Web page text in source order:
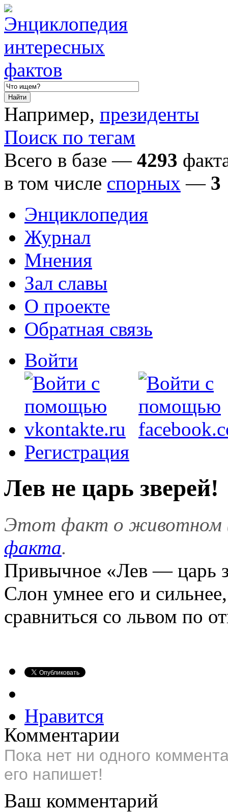
Например, президенты
Поиск по тегам
Всего в базе — 4293
в том числе спорных — 3
Энциклопедия
Журнал
Мнения
Зал славы
О проекте
Обратная связь
Войти
Регистрация
Лев не царь зверей!
Этот факт о животном
факта.
Привычное «Лев — царь
Слон умнее его и
сравниться со львом по
Нравится
Комментарии
Пока нет ни одного
его напишет!
Ваш комментарий